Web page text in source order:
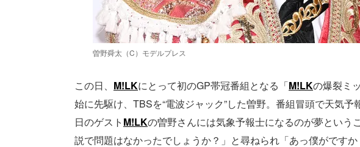
曽野舜太（C）モデルプレス
この日、 M!LKにとって初のGP帯冠番組となる「M!LKの爆裂ミ
始に先駆け、TBSを“電波ジャック”した曽野。番組冒頭で天気
日のゲスト M!LKの曽野さんには気象予報士になるのが夢という
説で問題はなかったでしょうか？」と尋ねられ「あっ僕がです